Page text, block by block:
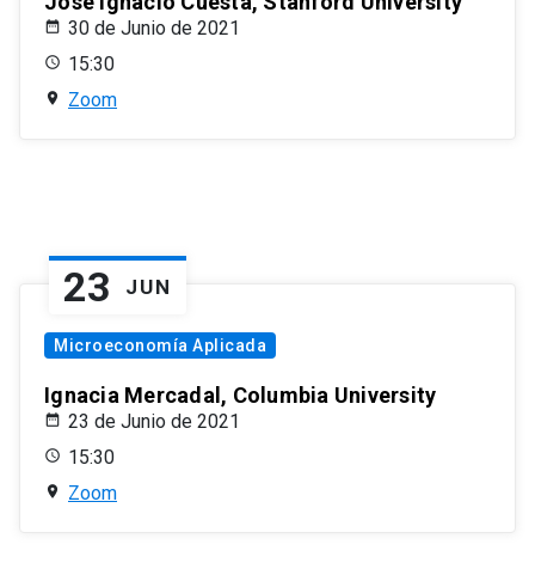
30 de Junio de 2021
15:30
Zoom
23 JUN
Microeconomía Aplicada
Ignacia Mercadal, Columbia University
23 de Junio de 2021
15:30
Zoom